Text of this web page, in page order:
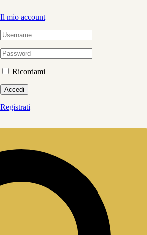
Il mio account
Ricordami
Registrati